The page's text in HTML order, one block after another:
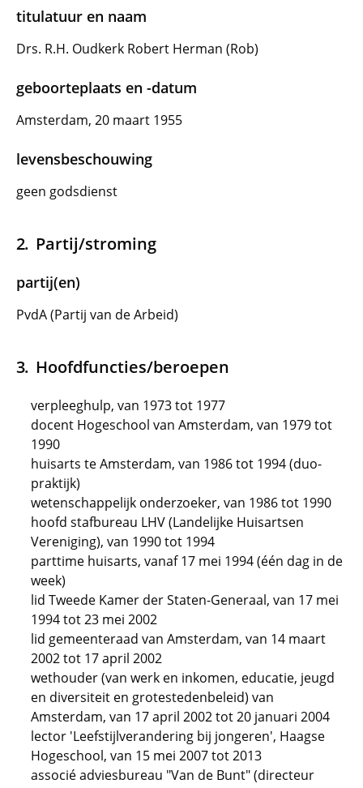
titulatuur en naam
Drs. R.H. Oudkerk Robert Herman (Rob)
geboorteplaats en -datum
Amsterdam, 20 maart 1955
levensbeschouwing
geen godsdienst
Partij/stroming
partij(en)
PvdA (Partij van de Arbeid)
Hoofdfuncties/beroepen
verpleeghulp, van 1973 tot 1977
docent Hogeschool van Amsterdam, van 1979 tot
1990
huisarts te Amsterdam, van 1986 tot 1994 (duo-
praktijk)
wetenschappelijk onderzoeker, van 1986 tot 1990
hoofd stafbureau LHV (Landelijke Huisartsen
Vereniging), van 1990 tot 1994
parttime huisarts, vanaf 17 mei 1994 (één dag in de
week)
lid Tweede Kamer der Staten-Generaal, van 17 mei
1994 tot 23 mei 2002
lid gemeenteraad van Amsterdam, van 14 maart
2002 tot 17 april 2002
wethouder (van werk en inkomen, educatie, jeugd
en diversiteit en grotestedenbeleid) van
Amsterdam, van 17 april 2002 tot 20 januari 2004
lector 'Leefstijlverandering bij jongeren', Haagse
Hogeschool, van 15 mei 2007 tot 2013
associé adviesbureau "Van de Bunt" (directeur